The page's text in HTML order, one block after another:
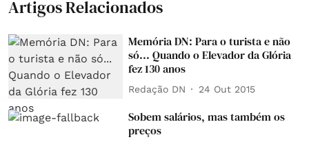
Artigos Relacionados
Memória DN: Para o turista e não
só... Quando o Elevador da Glória
fez 130 anos
Redação DN 24 Out 2015
Sobem salários, mas também os
preços